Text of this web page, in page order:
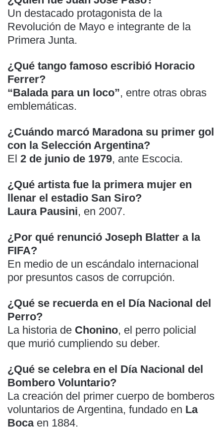
Un destacado protagonista de la
Revolución de Mayo e integrante de la
Primera Junta.
¿Qué tango famoso escribió Horacio
Ferrer?
“Balada para un loco”, entre otras obras
emblemáticas.
¿Cuándo marcó Maradona su primer gol
con la Selección Argentina?
El 2 de junio de 1979, ante Escocia.
¿Qué artista fue la primera mujer en
llenar el estadio San Siro?
Laura Pausini, en 2007.
¿Por qué renunció Joseph Blatter a la
FIFA?
En medio de un escándalo internacional
por presuntos casos de corrupción.
¿Qué se recuerda en el Día Nacional del
Perro?
La historia de Chonino, el perro policial
que murió cumpliendo su deber.
¿Qué se celebra en el Día Nacional del
Bombero Voluntario?
La creación del primer cuerpo de bomberos
voluntarios de Argentina, fundado en La
Bocaen 1884.